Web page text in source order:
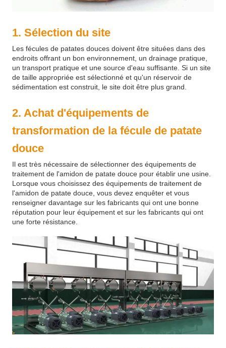
1. Sélection du site
Les fécules de patates douces doivent être situées dans des
endroits offrant un bon environnement, un drainage pratique,
un transport pratique et une source d'eau suffisante. Si un site
de taille appropriée est sélectionné et qu'un réservoir de
sédimentation est construit, le site doit être plus grand.
2. Achat d'équipements de
transformation de la fécule de patate
douce
Il est très nécessaire de sélectionner des équipements de
traitement de l'amidon de patate douce pour établir une usine.
Lorsque vous choisissez des équipements de traitement de
l'amidon de patate douce, vous devez enquêter et vous
renseigner davantage sur les fabricants qui ont une bonne
réputation pour leur équipement et sur les fabricants qui ont
une forte résistance.